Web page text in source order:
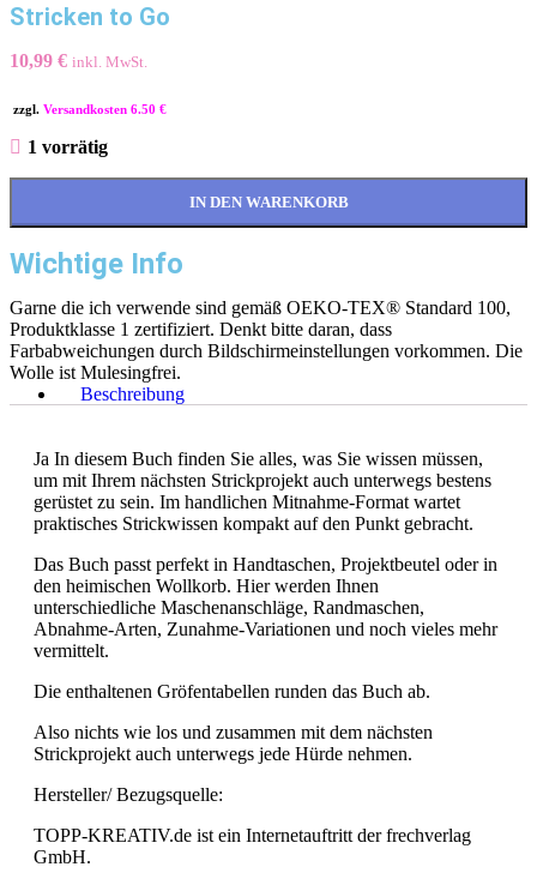
Stricken to Go
10,99 € inkl. MwSt.
zzgl. Versandkosten 6.50 €
1 vorrätig
IN DEN WARENKORB
Wichtige Info
Garne die ich verwende sind gemäß OEKO-TEX® Standard 100,
Produktklasse 1 zertifiziert. Denkt bitte daran, dass
Farbabweichungen durch Bildschirmeinstellungen vorkommen. Die
Wolle ist Mulesingfrei.
Beschreibung
Ja In diesem Buch finden Sie alles, was Sie wissen müssen,
um mit Ihrem nächsten Strickprojekt auch unterwegs bestens
gerüstet zu sein. Im handlichen Mitnahme-Format wartet
praktisches Strickwissen kompakt auf den Punkt gebracht.
Das Buch passt perfekt in Handtaschen, Projektbeutel oder in
den heimischen Wollkorb. Hier werden Ihnen
unterschiedliche Maschenanschläge, Randmaschen,
Abnahme-Arten, Zunahme-Variationen und noch vieles mehr
vermittelt.
Die enthaltenen Gröfentabellen runden das Buch ab.
Also nichts wie los und zusammen mit dem nächsten
Strickprojekt auch unterwegs jede Hürde nehmen.
Hersteller/ Bezugsquelle:
TOPP-KREATIV.de ist ein Internetauftritt der frechverlag
GmbH.